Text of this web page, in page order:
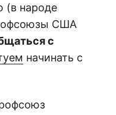
(в народе
США
с
начинать с